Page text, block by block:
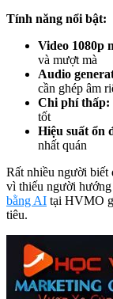
Tính năng nổi bật:
Video 1080p
và mượt mà
Audio
cần ghép âm
Chi phí thấp:
tốt
Hiệu suất ổn
nhất quán
Rất nhiều người biết
vì thiếu người
bằng AI tại HVMO
tiêu.